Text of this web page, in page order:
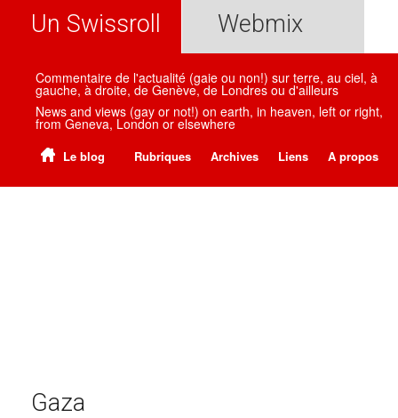
Un Swissroll Webmix
Commentaire de l'actualité (gaie ou non!) sur terre, au ciel, à
gauche, à droite, de Genève, de Londres ou d'ailleurs
News and views (gay or not!) on earth, in heaven, left or right,
from Geneva, London or elsewhere
Le blog Rubriques Archives Liens A propos
Gaza